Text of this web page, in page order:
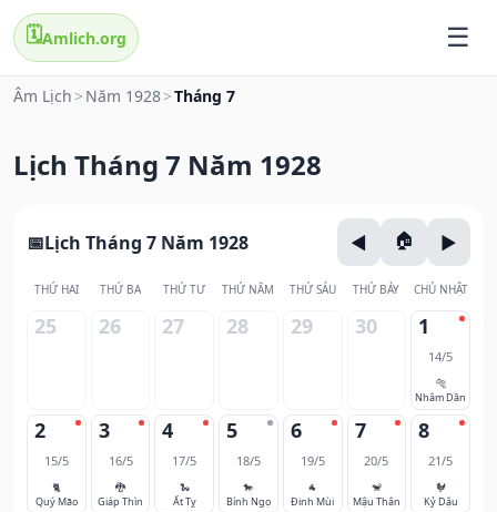
🗓️Amlich.org
Âm Lịch > Năm 1928>Tháng 7
Lịch Tháng 7 Năm 1928
Lịch Tháng 7 Năm 1928
THỨ HAI THỨ BA THỨ TƯ THỨ NĂM THỨ SÁU THỨ BẢY CHỦ NHẬT
25 26 27 28 29 30 1
14/5
🐅
Nhâm Dần
2
15/5
🐈
Quý Mão
3
16/5
🐉
Giáp Thìn
4
17/5
🐍
Ất Tỵ
5
18/5
🐎
Bính Ngọ
6
19/5
🐐
Đinh Mùi
7
20/5
🐒
Mậu Thân
8
21/5
🐓
Kỷ Dậu